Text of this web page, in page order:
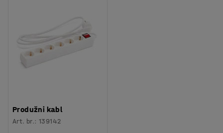
Produžni kabl
Art. br.:139142